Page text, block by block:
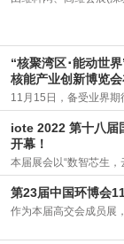
“核聚湾区･能动世
核能产业创新博览
11月15日，备受业界期
创新博览会
2022-11-
iote 2022 第十八届
开幕！
本届展会以“数智芯生
市物联传
2022-11-15
第23届中国环博会
作为本届高交会成员展